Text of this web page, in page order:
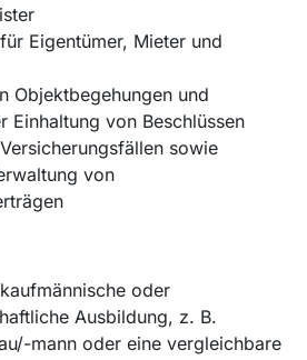
Eigentümer, Mieter und
Objektbegehungen und
Einhaltung von Beschlüssen
sowie
von
oder
Ausbildung, z. B.
mann oder eine vergleichbare